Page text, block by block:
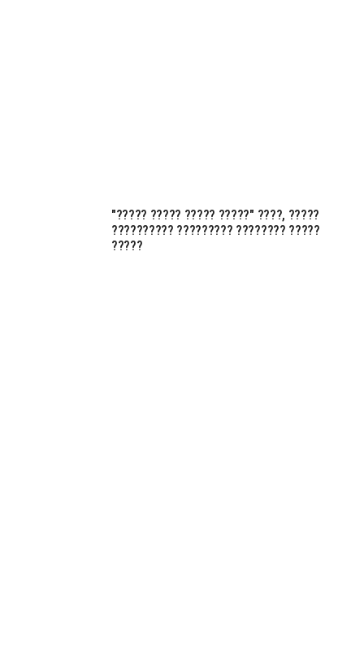
"????? ????? ????? ?????" ????, ?????
?????????? ????????? ???????? ?????
?????